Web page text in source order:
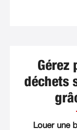
Gérez
déchets
Louer une